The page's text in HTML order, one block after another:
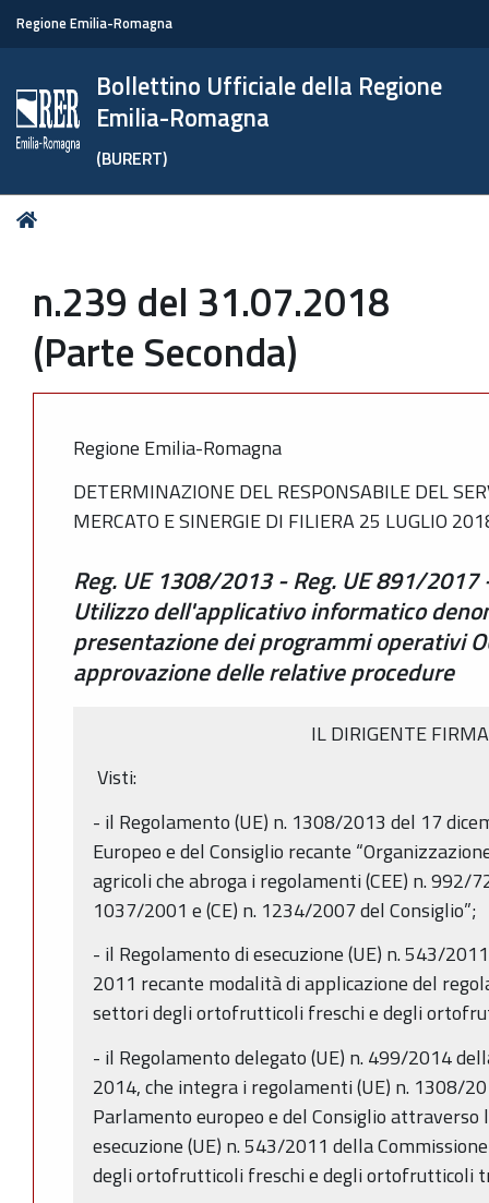
Regione Emilia-Romagna
Bollettino Ufficiale della Regione
Emilia-Romagna
(BURERT)
Tu
n.239 del 31.07.2018
(Parte Seconda)
Regione Emilia-Romagna
DETERMINAZIONE DEL RESPONSABILE DEL
MERCATO E SINERGIE DI FILIERA 25 LUGLIO
Reg. UE 1308/2013 - Reg. UE 891/
Utilizzo dell'applicativo informatico
presentazione dei programmi operativi
approvazione delle relative procedure
IL DIRIGENTE
Visti:
- il Regolamento (UE) n. 1308/2013 del 17
Europeo e del Consiglio recante
agricoli che abroga i regolamenti (CEE) n. 992/
1037/2001 e (CE) n. 1234/2007 del Consiglio”;
- il Regolamento di esecuzione (UE) n. 543/
2011 recante modalità di applicazione del
settori degli ortofrutticoli freschi e degli
- il Regolamento delegato (UE) n. 499/2014
2014, che integra i regolamenti (UE) n. 1308/
Parlamento europeo e del Consiglio
esecuzione (UE) n. 543/2011 della
degli ortofrutticoli freschi e degli ortofrutticoli